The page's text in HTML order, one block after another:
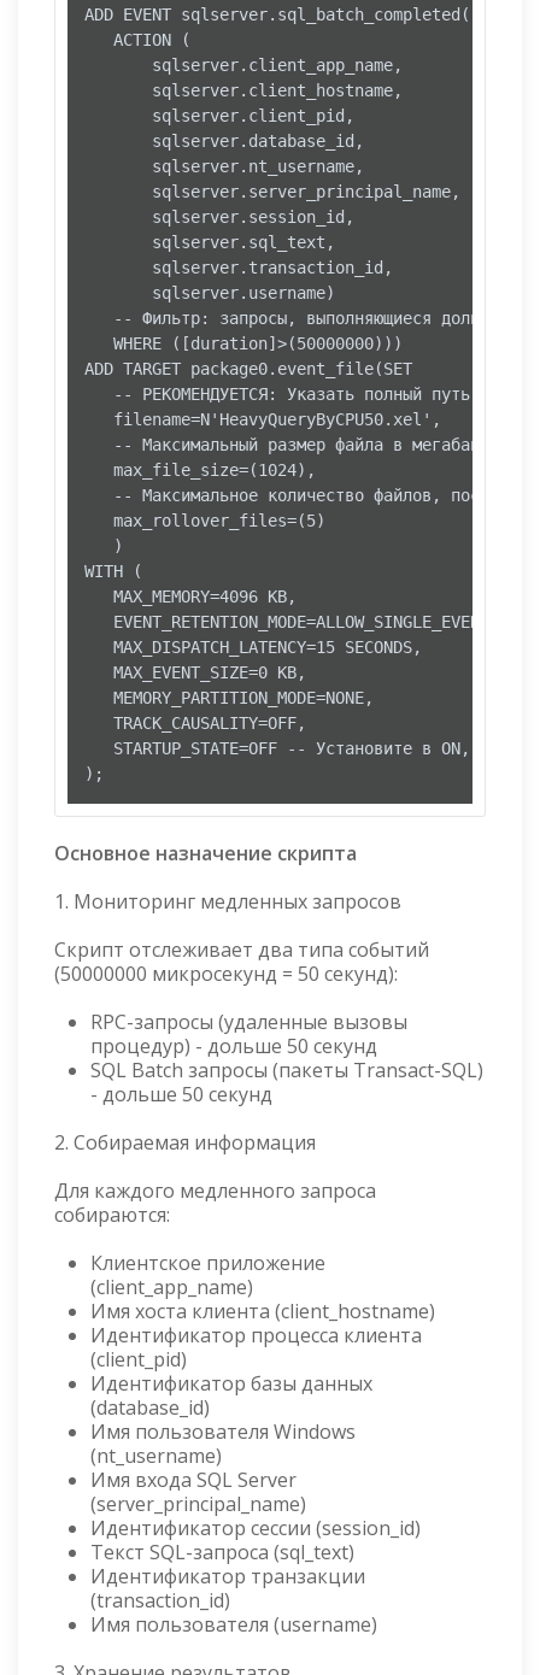
ADD EVENT sqlserver.sql_batch_completed(
   ACTION (
       sqlserver.client_app_name,
       sqlserver.client_hostname,
       sqlserver.client_pid,
       sqlserver.database_id,
       sqlserver.nt_username,
       sqlserver.server_principal_name,
       sqlserver.session_id,
       sqlserver.sql_text,
       sqlserver.transaction_id,
       sqlserver.username)
-- Фильтр: запросы, выполняющиеся дольше 5
   WHERE ([duration]>(50000000)))
ADD TARGET package0.event_file(SET
-- РЕКОМЕНДУЕТСЯ: Указать полный путь к
   filename=N'HeavyQueryByCPU50.xel',
   -- Максимальный размер файла в мегабайтах
   max_file_size=(1024),
-- Максимальное количество файлов, после
   max_rollover_files=(5)
   )
WITH (
   MAX_MEMORY=4096 KB,
   MAX_DISPATCH_LATENCY=15 SECONDS,
   MAX_EVENT_SIZE=0 KB,
   MEMORY_PARTITION_MODE=NONE,
   TRACK_CAUSALITY=OFF,
STARTUP_STATE=OFF -- Установите в ON, если
);
Основное назначение скрипта
1. Мониторинг медленных запросов
Скрипт отслеживает два типа событий
(50000000 микросекунд = 50 секунд):
RPC-запросы (удаленные вызовы
процедур) - дольше 50 секунд
SQL Batch запросы (пакеты Transact-SQL)
- дольше 50 секунд
2. Собираемая информация
Для каждого медленного запроса
собираются:
Клиентское приложение
(client_app_name)
Имя хоста клиента (client_hostname)
Идентификатор процесса клиента
(client_pid)
Идентификатор базы данных
(database_id)
Имя пользователя Windows
(nt_username)
Имя входа SQL Server
(server_principal_name)
Идентификатор сессии (session_id)
Текст SQL-запроса (sql_text)
Идентификатор транзакции
(transaction_id)
Имя пользователя (username)